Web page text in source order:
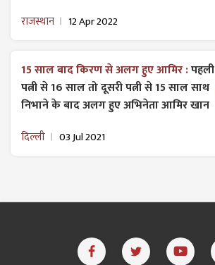
राजस्थान 12 Apr 2022
15 साल बाद किरण से अलग हुए आमिर :पहली
पत्नी से 16 साल तो दूसरी पत्नी से 15 साल साथ
निभाने के बाद अलग हुए अभिनेता आमिर खान
दिल्ली 03 Jul 2021